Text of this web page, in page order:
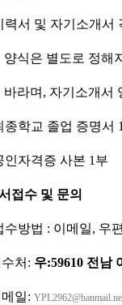
력서 및 자기소개서
양식은 별도로 정
며 , 자기소개서
종학교 졸업 증명서
인자격증 사본 1 부
접수 및 문의
수방법 : 이메일, 우
처 : 우:59610 전남
일: